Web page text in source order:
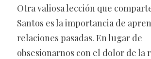
Otra valiosa lección que
Santos es la importancia de
relaciones pasadas. En lugar de
obsesionarnos con el dolor de la